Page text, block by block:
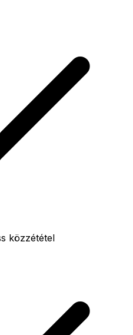
közzététel